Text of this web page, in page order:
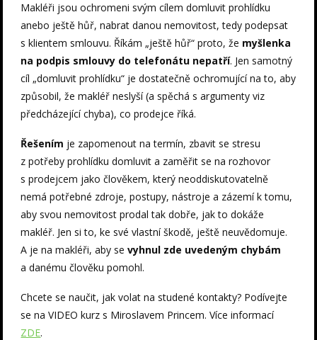
Makléři jsou ochromeni svým cílem domluvit prohlídku
anebo ještě hůř, nabrat danou nemovitost, tedy podepsat
s klientem smlouvu. Říkám „ještě hůř“ proto, že myšlenka
na podpis smlouvy do telefonátu nepatří. Jen samotný
cíl „domluvit prohlídku“ je dostatečně ochromující na to, aby
způsobil, že makléř neslyší (a spěchá s argumenty viz
předcházející chyba), co prodejce říká.
Řešením je zapomenout na termín, zbavit se stresu
z potřeby prohlídku domluvit a zaměřit se na rozhovor
s prodejcem jako člověkem, který neoddiskutovatelně
nemá potřebné zdroje, postupy, nástroje a zázemí k tomu,
aby svou nemovitost prodal tak dobře, jak to dokáže
makléř. Jen si to, ke své vlastní škodě, ještě neuvědomuje.
A je na makléři, aby sevyhnul zde uvedeným chybám
a danému člověku pomohl.
Chcete se naučit, jak volat na studené kontakty? Podívejte
se na VIDEO kurz s Miroslavem Princem. Více informací
ZDE.